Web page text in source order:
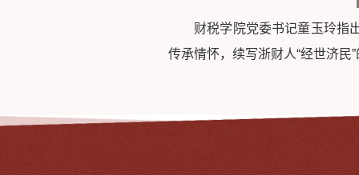
财税学院党委书记童玉玲指
传承情怀，续写浙财人“经世济民